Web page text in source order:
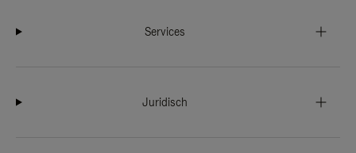
Services
Juridisch